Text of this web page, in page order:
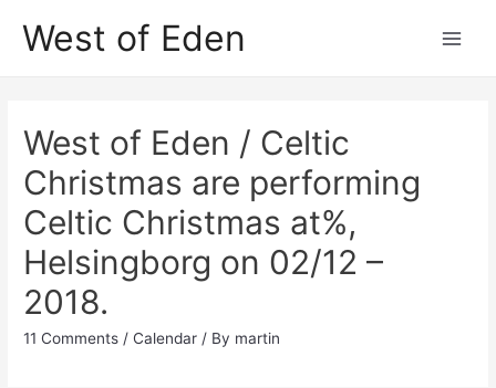
West of Eden
West of Eden / Celtic
Christmas are performing
Celtic Christmas at%,
Helsingborg on 02/12 –
2018.
11 Comments /Calendar / By martin